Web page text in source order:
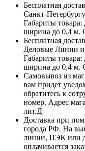
Бесплатная
Санкт-
Габариты
ширина до 0,4 м.
Бесплатная
Деловые Линии и
Габариты
ширина до 0,4 м.
Самовывоз из
вам придет
обратитесь к
номер. Адрес
лит.Д
Доставка при
города РФ. На
линии, ПЭК или
оплачивается